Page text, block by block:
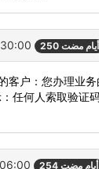
250 أيام مضت
客户：您办理业
任何人索取验证
254 أيام مضت